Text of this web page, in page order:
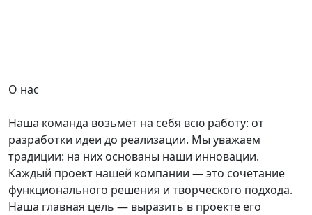
О нас
Наша команда возьмёт на себя всю работу: от
разработки идеи до реализации. Мы уважаем
традиции: на них основаны наши инновации.
Каждый проект нашей компании — это сочетание
функционального решения и творческого подхода.
Наша главная цель — выразить в проекте его